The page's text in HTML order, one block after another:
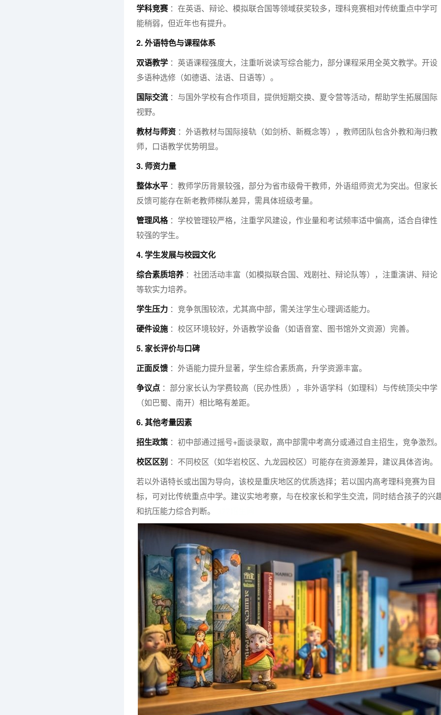
学科竞赛 ：在英语、辩论、模拟联合国等领域获奖较多，理科竞赛相对传统重点中学可
能稍弱，但近年也有提升。
2. 外语特色与课程体系
双语教学 ：英语课程强度大，注重听说读写综合能力，部分课程采用全英文教学。开设
多语种选修（如德语、法语、日语等）。
国际交流 ：与国外学校有合作项目，提供短期交换、夏令营等活动，帮助学生拓展国际
视野。
教材与师资 ：外语教材与国际接轨（如剑桥、新概念等），教师团队包含外教和海归教
师，口语教学优势明显。
3. 师资力量
整体水平 ：教师学历背景较强，部分为省市级骨干教师，外语组师资尤为突出。但家长
反馈可能存在新老教师梯队差异，需具体班级考量。
管理风格 ：学校管理较严格，注重学风建设，作业量和考试频率适中偏高，适合自律性
较强的学生。
4. 学生发展与校园文化
综合素质培养 ：社团活动丰富（如模拟联合国、戏剧社、辩论队等），注重演讲、辩论
等软实力培养。
学生压力 ：竞争氛围较浓，尤其高中部，需关注学生心理调适能力。
硬件设施 ：校区环境较好，外语教学设备（如语音室、图书馆外文资源）完善。
5. 家长评价与口碑
正面反馈 ：外语能力提升显著，学生综合素质高，升学资源丰富。
争议点 ：部分家长认为学费较高（民办性质），非外语学科（如理科）与传统顶尖中学
（如巴蜀、南开）相比略有差距。
6. 其他考量因素
招生政策 ：初中部通过摇号+面谈录取，高中部需中考高分或通过自主招生，竞争激烈
校区区别 ：不同校区（如华岩校区、九龙园校区）可能存在资源差异，建议具体咨询。
若以外语特长或出国为导向，该校是重庆地区的优质选择；若以国内高考理科竞赛为目
标，可对比传统重点中学。建议实地考察，与在校家长和学生交流，同时结合孩子的兴
和抗压能力综合判断。